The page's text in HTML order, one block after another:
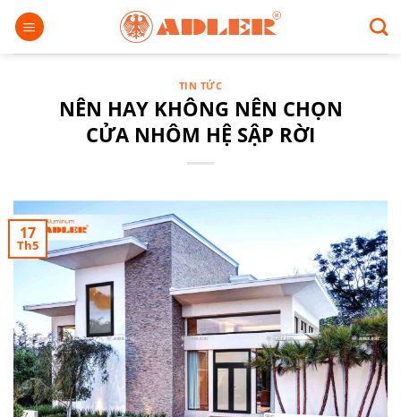
Chuyển
đến
nội
TIN TỨC
NÊN HAY KHÔNG NÊN CHỌN
CỬA NHÔM HỆ SẬP RỜI
17
Th5